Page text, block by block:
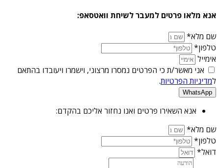
אנא מלאו פרטים למעבר לשיחת וואטסאפ:
שם מלא*
טלפון*
אימייל
אני מאשר/ת כי הפרטים נמסרו מרצוני, וישמרו ויעובדו בהתאם
למדיניות הפרטיות.
WhatsApp
אנא השאירו פרטים ואנו נחזור אליכם בהקדם:
שם מלא*
טלפון*
דואל*